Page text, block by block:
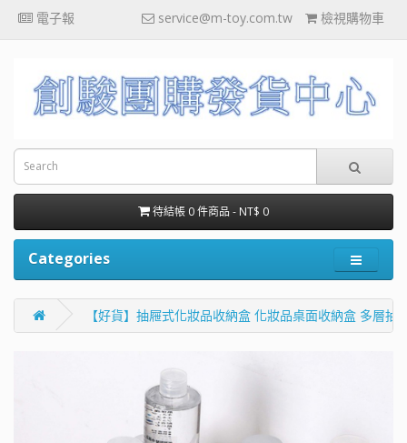
電子報 service@m-toy.com.tw 檢視購物車
待結帳 0 件商品 - NT$ 0
Categories
【好貨】抽屜式化妝品收納盒 化妝品桌面收納盒 多層